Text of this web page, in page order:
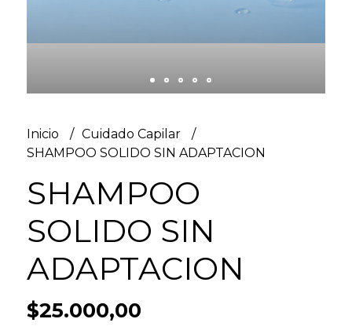
Inicio
Cuidado Capilar
SHAMPOO SOLIDO SIN ADAPTACION
SHAMPOO
SOLIDO SIN
ADAPTACION
$25.000,00